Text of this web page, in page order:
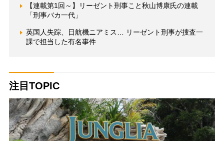
【連載第1回～】リーゼント刑事こと秋山博康氏の連載
「刑事バカ一代」
英国人失踪、日航機ニアミス… リーゼント刑事が捜査一
課で担当した有名事件
注目TOPIC